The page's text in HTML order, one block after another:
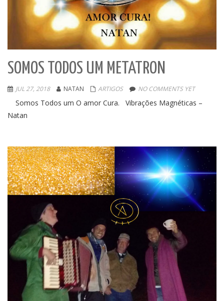
SOMOS TODOS UM METATRON
JUL 27, 2018 NATAN ARTIGOS NO COMMENTS YET
Somos Todos um O amor Cura. Vibrações Magnéticas –
Natan